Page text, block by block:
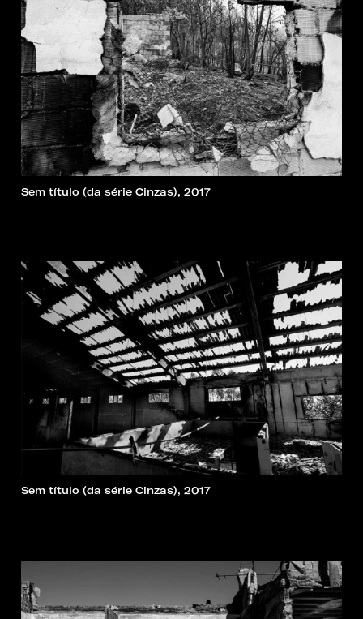
Sem título (da série Cinzas), 2017
Sem título (da série Cinzas), 2017